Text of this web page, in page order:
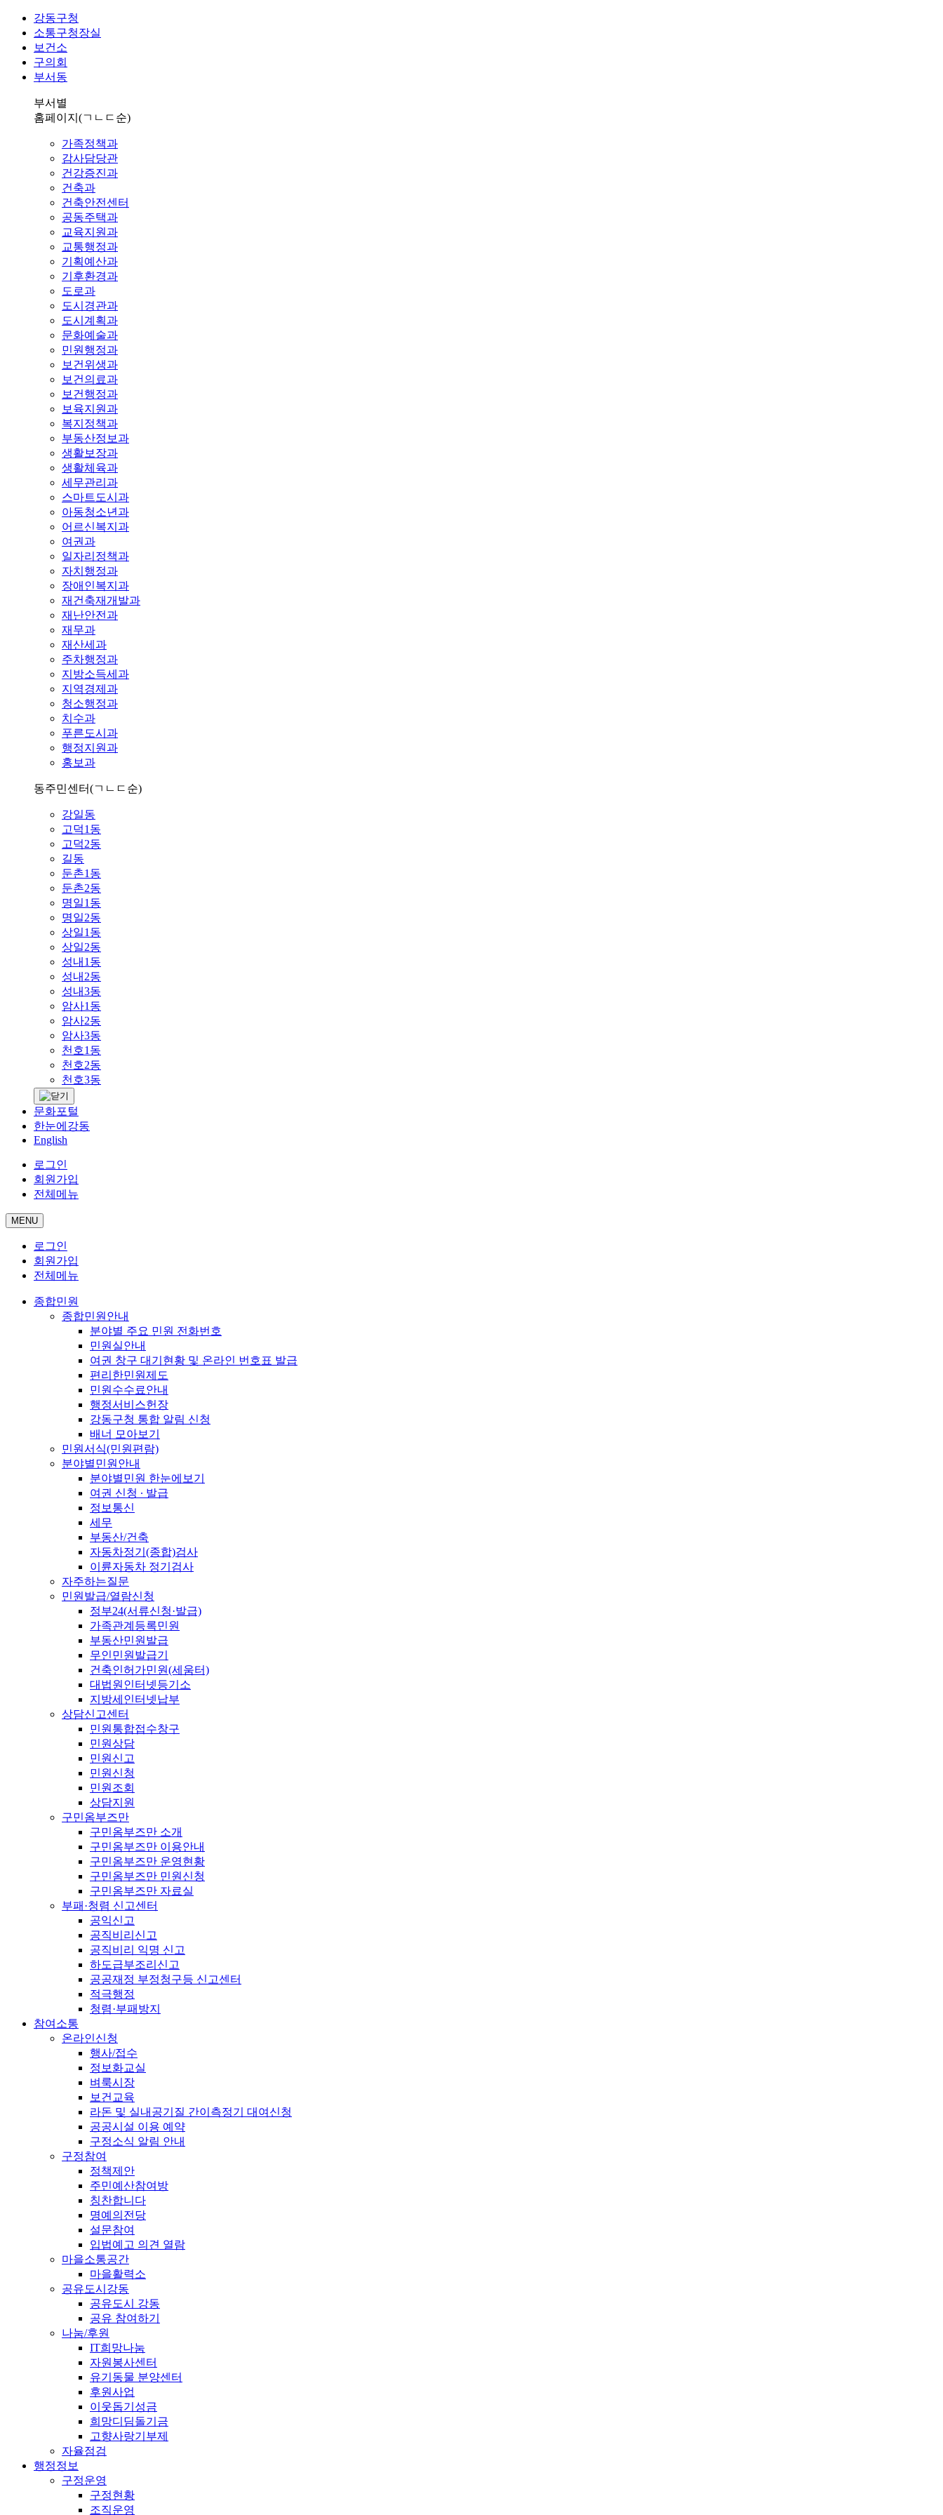
강동구청
소통구청장실
보건소
구의회
부서동
부서별
홈페이지 (ㄱㄴㄷ순)
가족정책과
감사담당관
건강증진과
건축과
건축안전센터
공동주택과
교육지원과
교통행정과
기획예산과
기후환경과
도로과
도시경관과
도시계획과
문화예술과
민원행정과
보건위생과
보건의료과
보건행정과
보육지원과
복지정책과
부동산정보과
생활보장과
생활체육과
세무관리과
스마트도시과
아동청소년과
어르신복지과
여권과
일자리정책과
자치행정과
장애인복지과
재건축재개발과
재난안전과
재무과
재산세과
주차행정과
지방소득세과
지역경제과
청소행정과
치수과
푸른도시과
행정지원과
홍보과
동주민센터(ㄱㄴㄷ순)
강일동
고덕1동
고덕2동
길동
둔촌1동
둔촌2동
명일1동
명일2동
상일1동
상일2동
성내1동
성내2동
성내3동
암사1동
암사2동
암사3동
천호1동
천호2동
천호3동
문화포털
한눈에강동
English
로그인
회원가입
전체메뉴
MENU
로그인
회원가입
전체메뉴
종합민원
종합민원안내
분야별 주요 민원 전화번호
민원실안내
여권 창구 대기현황 및 온라인 번호표 발급
편리한민원제도
민원수수료안내
행정서비스헌장
강동구청 통합 알림 신청
배너 모아보기
민원서식(민원편람)
분야별민원안내
분야별민원 한눈에보기
여권 신청 ∙ 발급
정보통신
세무
부동산/건축
자동차정기(종합)검사
이륜자동차 정기검사
자주하는질문
민원발급/열람신청
정부24(서류신청·발급)
가족관계등록민원
부동산민원발급
무인민원발급기
건축인허가민원(세움터)
대법원인터넷등기소
지방세인터넷납부
상담신고센터
민원통합접수창구
민원상담
민원신고
민원신청
민원조회
상담지원
구민옴부즈만
구민옴부즈만 소개
구민옴부즈만 이용안내
구민옴부즈만 운영현황
구민옴부즈만 민원신청
구민옴부즈만 자료실
부패·청렴 신고센터
공익신고
공직비리신고
공직비리 익명 신고
하도급부조리신고
공공재정 부정청구등 신고센터
적극행정
청렴·부패방지
참여소통
온라인신청
행사/접수
정보화교실
벼룩시장
보건교육
라돈 및 실내공기질 간이측정기 대여신청
공공시설 이용 예약
구정소식 알림 안내
구정참여
정책제안
주민예산참여방
칭찬합니다
명예의전당
설문참여
입법예고 의견 열람
마을소통공간
마을활력소
공유도시강동
공유도시 강동
공유 참여하기
나눔/후원
IT희망나눔
자원봉사센터
유기동물 분양센터
후원사업
이웃돕기성금
희망디딤돌기금
고향사랑기부제
자율점검
행정정보
구정운영
구정현황
조직운영